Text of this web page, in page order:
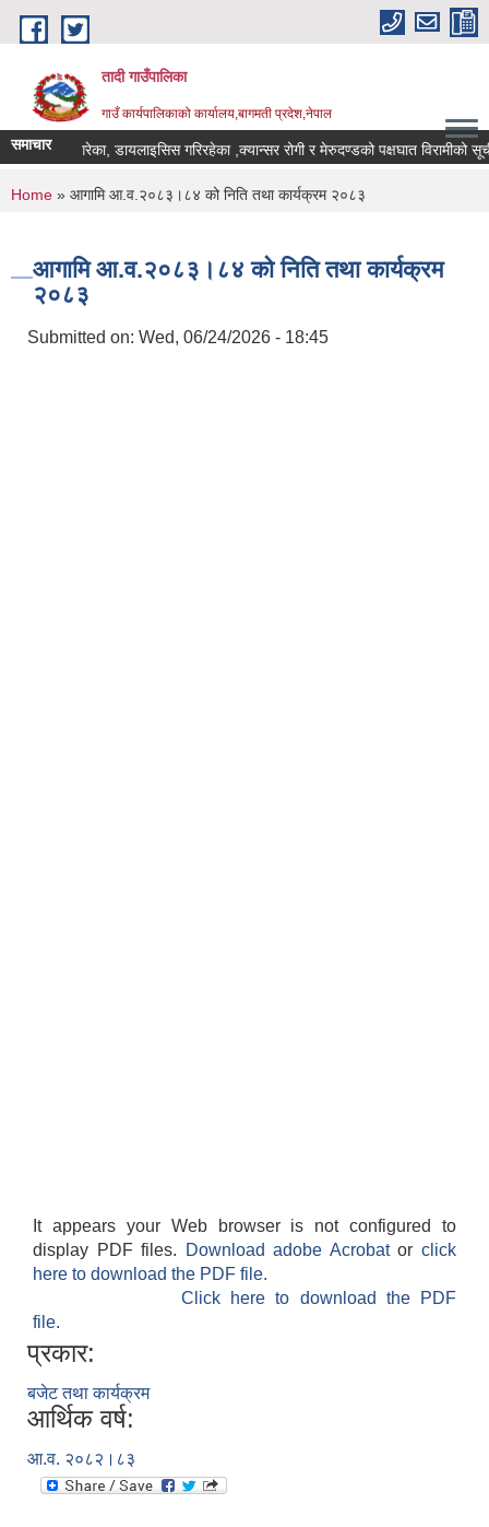
Skip to main content
तादी गाउँपालिका
गाउँ कार्यपालिकाको कार्यालय,बागमती प्रदेश,नेपाल
समाचार
प्रत्यारोपण गरेका, डायलाइसिस गरिरहेका ,क्यान्सर रोगी र मेरुदण्डको पक्षघात विरामीको
You are here
Home » आगामि आ.व.२०८३।८४ को निति तथा कार्यक्रम २०८३
आगामि आ.व.२०८३।८४ को निति तथा कार्यक्रम
२०८३
Submitted on: Wed, 06/24/2026 - 18:45
It appears your Web browser is not configured to
display PDF files.
Download adobe Acrobatorclick
here to download the PDF file.
Click here to download the PDF
file.
प्रकार:
बजेट तथा कार्यक्रम
आर्थिक वर्ष:
आ.व. २०८२।८३